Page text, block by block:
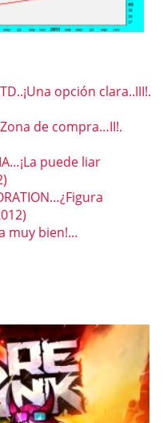
opción clara..III!.
de compra…II!.
puede liar
muy bien!…